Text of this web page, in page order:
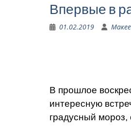
Впервые в
01.02.2019
В прошлое
интересную
градусный